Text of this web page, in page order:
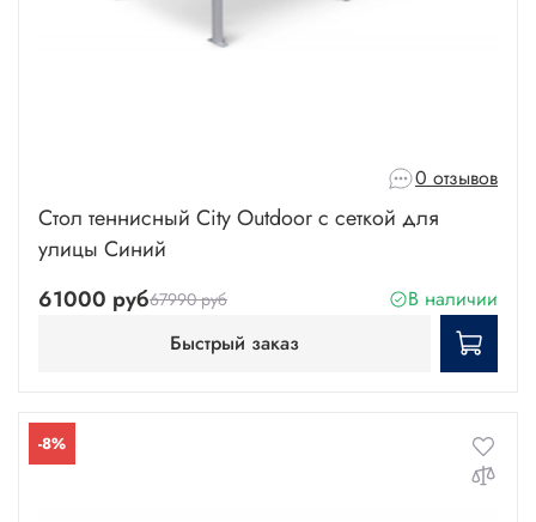
0 отзывов
Стол теннисный City Outdoor с сеткой для
улицы Синий
61000 руб67990 руб
В наличии
Быстрый заказ
-8%